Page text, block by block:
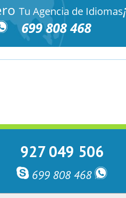
Tu Agencia de Idiomas
699 808 468
927 049 506
699 808 468